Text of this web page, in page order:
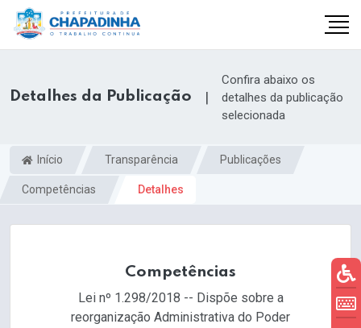
Detalhes da Publicação |
Confira abaixo os
detalhes da publicação
selecionada
Início Transparência Publicações
Competências Detalhes
Competências
Lei nº 1.298/2018 -- Dispõe sobre a
reorganização Administrativa do Poder